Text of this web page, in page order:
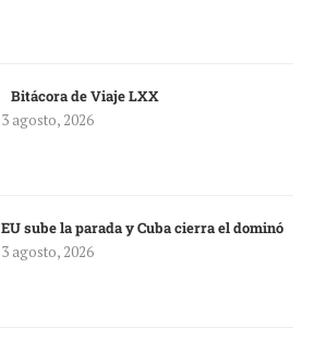
Bitácora de Viaje LXX
3 agosto, 2026
EU sube la parada y Cuba cierra el dominó
3 agosto, 2026